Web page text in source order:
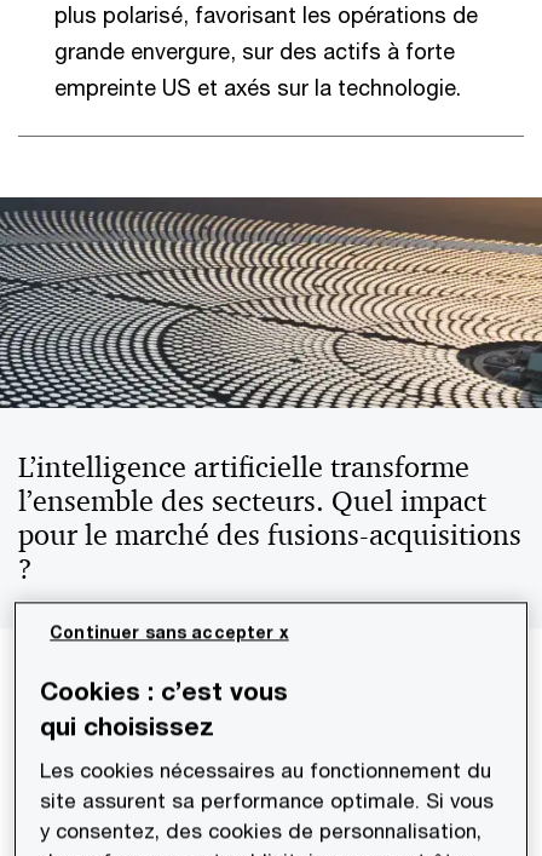
plus polarisé, favorisant les opérations de
grande envergure, sur des actifs à forte
empreinte US et axés sur la technologie.
L’intelligence artificielle transforme
l’ensemble des secteurs. Quel impact
pour le marché des fusions‑acquisitions
?
La dynamique observée à l’approche de 2026
suggère que le marché mondial du M&A entre
deals (opérations de plus de 5 milliards de dollars)
à la fin de l’année 2025 et la montée en puissance
Cookies : c’est vous
qui choisissez
Les cookies nécessaires au fonctionnement du
site assurent sa performance optimale. Si vous
y consentez, des cookies de personnalisation,
Continuer sans accepter x